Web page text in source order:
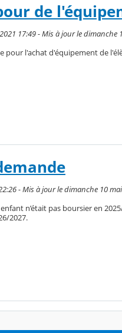
de
17:49 - Mis à jour le dimanche
pour l'achat d'équipement de
- Mis à jour le dimanche 10
n’était pas boursier en
2027.